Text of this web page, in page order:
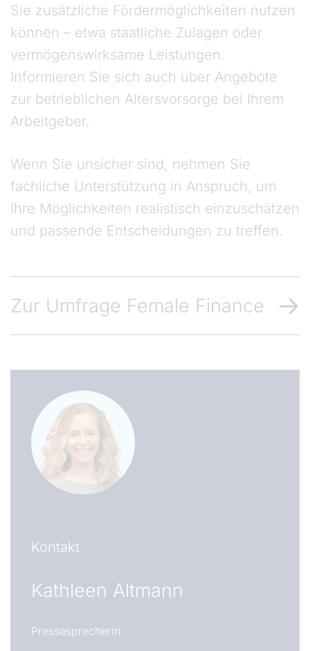
Sie zusätzliche Fördermöglichkeiten nutzen
können – etwa staatliche Zulagen oder
vermögenswirksame Leistungen.
Informieren Sie sich auch über Angebote
zur betrieblichen Altersvorsorge bei Ihrem
Arbeitgeber.
Wenn Sie unsicher sind, nehmen Sie
fachliche Unterstützung in Anspruch, um
Ihre Möglichkeiten realistisch einzuschätzen
und passende Entscheidungen zu treffen.
Zur Umfrage Female Finance
Kontakt
Kathleen Altmann
Pressesprecherin